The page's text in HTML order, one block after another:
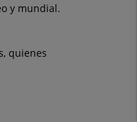
y mundial.
quienes